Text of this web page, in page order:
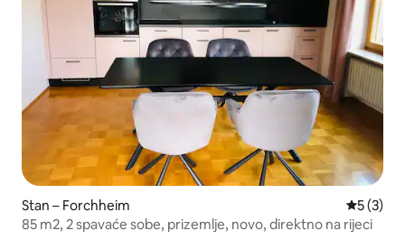
Stan – Forchheim
5 (3)
85 m2, 2 spavaće sobe, prizemlje, novo, direktno na rijeci